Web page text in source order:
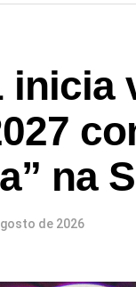
inicia
na
de 2026